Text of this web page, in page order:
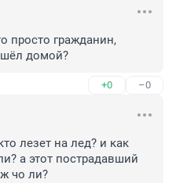
просто гражданин,
шёл домой?
+0 –0
лезет на лед? и как
а этот пострадавший
чо ли?